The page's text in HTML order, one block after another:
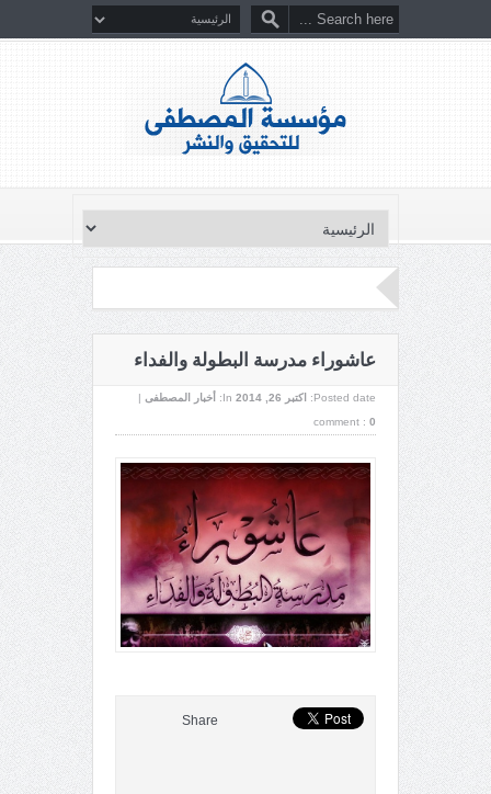
عاشوراء مدرسة البطولة والفداء
Posted date: اکتبر 26, 2014 In: أخبار المصطفى |
comment : 0
Share